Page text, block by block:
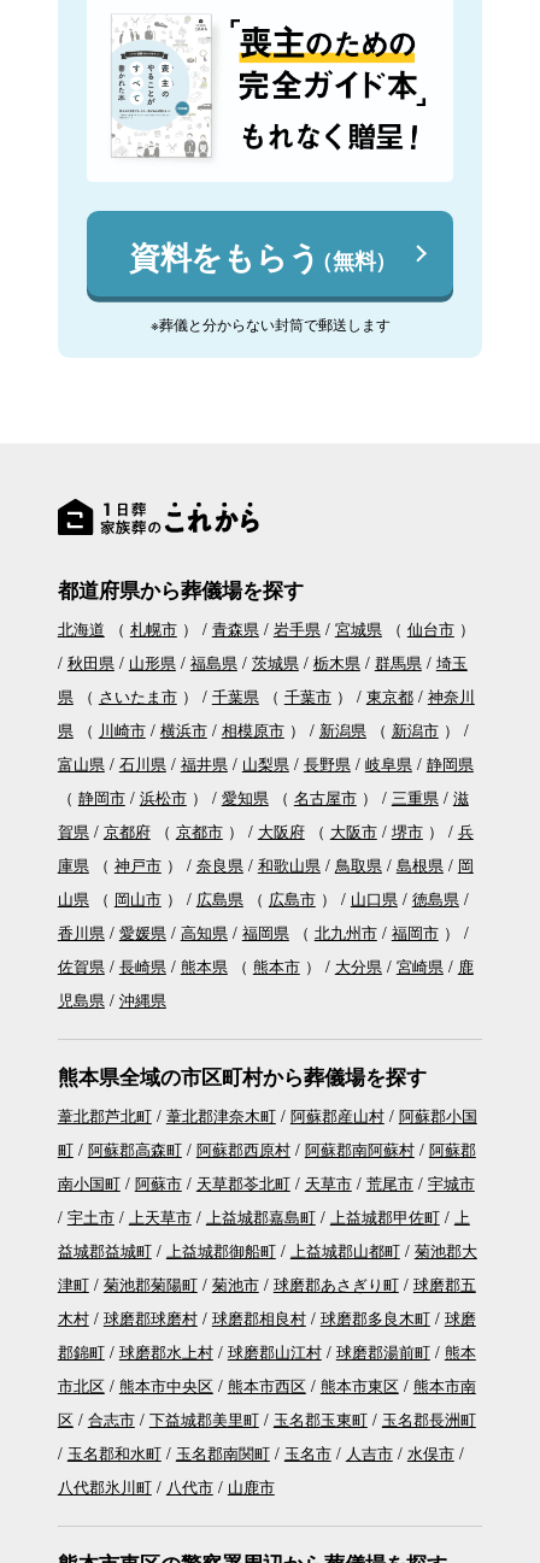
資料をもらう（無料）
※葬儀と分からない封筒で郵送します
都道府県から葬儀場を探す
北海道 （ 札幌市） 青森県 岩手県 宮城県（ 仙台市）
秋田県
山形県 福島県 茨城県 栃木県 群馬県
埼玉
県（ さいたま市） 千葉県（ 千葉市） 東京都
神奈川
県（ 川崎市 横浜市 相模原市） 新潟県（ 新潟市）
富山県
石川県 福井県 山梨県 長野県 岐阜県
静岡県
（ 静岡市 浜松市） 愛知県（ 名古屋市） 三重県
滋
賀県
京都府（ 京都市） 大阪府（ 大阪市 堺市）
兵
庫県（ 神戸市） 奈良県 和歌山県 鳥取県 島根県
岡
山県（ 岡山市） 広島県（ 広島市） 山口県
徳島県
香川県
愛媛県 高知県 福岡県（ 北九州市 福岡市）
佐賀県
長崎県 熊本県（ 熊本市） 大分県 宮崎県
鹿
児島県
沖縄県
熊本県全域の市区町村から葬儀場を探す
葦北郡芦北町 葦北郡津奈木町 阿蘇郡産山村
阿蘇郡小国
町
阿蘇郡高森町 阿蘇郡西原村 阿蘇郡南阿蘇村
阿蘇郡
南小国町
阿蘇市 天草郡苓北町 天草市 荒尾市
宇城市
宇土市
上天草市 上益城郡嘉島町 上益城郡甲佐町
上
益城郡益城町
上益城郡御船町 上益城郡山都町
菊池郡大
津町
菊池郡菊陽町 菊池市 球磨郡あさぎり町
球磨郡五
木村
球磨郡球磨村 球磨郡相良村 球磨郡多良木町
球磨
郡錦町
球磨郡水上村 球磨郡山江村 球磨郡湯前町
熊本
市北区
熊本市中央区 熊本市西区 熊本市東区
熊本市南
区
合志市 下益城郡美里町 玉名郡玉東町
玉名郡長洲町
玉名郡和水町
玉名郡南関町 玉名市 人吉市
水俣市
八代郡氷川町
八代市 山鹿市